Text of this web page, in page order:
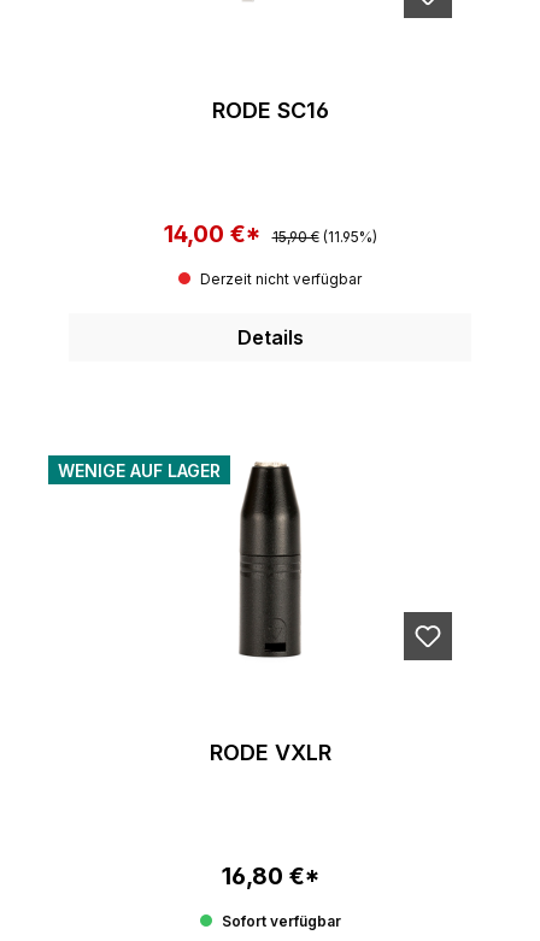
RODE SC16
Verkaufspreis:
14,00 €* Regulärer Preis:
15,90 € (11.95%)
Derzeit nicht verfügbar
Details
WENIGE AUF LAGER
RODE VXLR
Regulärer Preis:
16,80 €*
Sofort verfügbar